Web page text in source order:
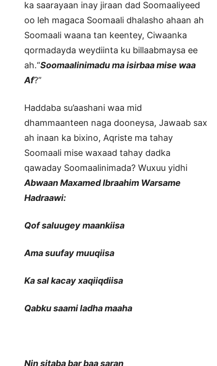
ka saarayaan inay jiraan dad Soomaaliyeed
oo leh magaca Soomaali dhalasho ahaan ah
Soomaali waana tan keentey, Ciwaanka
qormadayda weydiinta ku billaabmaysa ee
ah.“Soomaalinimadu ma isirbaa mise waa
Af?”
Haddaba su’aashani waa mid
dhammaanteen naga dooneysa, Jawaab sax
ah inaan ka bixino, Aqriste ma tahay
Soomaali mise waxaad tahay dadka
qawaday Soomaalinimada? Wuxuu yidhi
Abwaan Maxamed Ibraahim Warsame
Hadraawi:
Qof saluugey maankiisa
Ama suufay muuqiisa
Ka sal kacay xaqiiqdiisa
Qabku saami ladha maaha
Nin sitaba bar baa saran